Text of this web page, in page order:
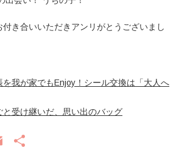
き合いいただきアンリがとうございまし
を我が家でもEnjoy！シール交換は「大人へ
と受け継いだ、思い出のバッグ
Email